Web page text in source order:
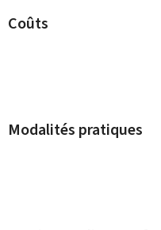
Coûts
Modalités pratiques